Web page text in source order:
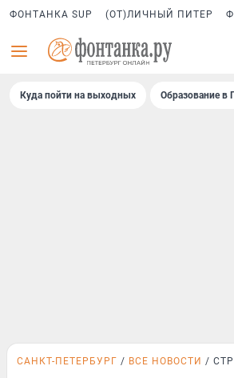
ФОНТАНКА SUP (ОТ)ЛИЧНЫЙ ПИТЕР
Куда пойти на выходных Образование в
САНКТ-ПЕТЕРБУРГ ВСЕ НОВОСТИ